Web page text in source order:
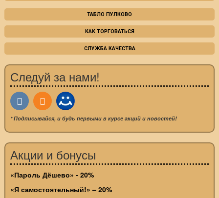
ТАБЛО ПУЛКОВО
КАК ТОРГОВАТЬСЯ
СЛУЖБА КАЧЕСТВА
Следуй за нами!
* Подписывайся, и будь первыми в курсе акций и новостей!
Акции и бонусы
«Пароль Дёшево» - 20%
«Я самостоятельный!» – 20%